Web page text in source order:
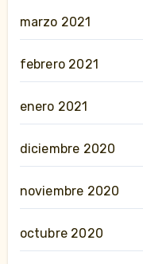
marzo 2021
febrero 2021
enero 2021
diciembre 2020
noviembre 2020
octubre 2020